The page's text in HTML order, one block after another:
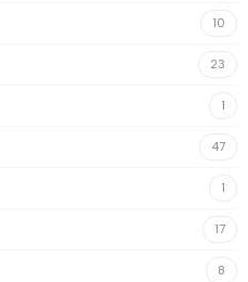
10
23
1
47
1
17
8